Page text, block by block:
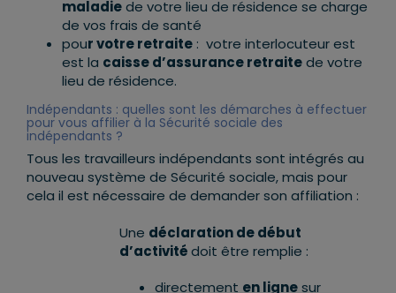
maladiede votre lieu de résidence se charge
de vos frais de santé
pour votre retraite : votre interlocuteur est
est la caisse d’assurance retraitede votre
lieu de résidence.
Indépendants : quelles sont les démarches à effectuer
pour vous affilier à la Sécurité sociale des
indépendants ?
Tous les travailleurs indépendants sont intégrés au
nouveau système de Sécurité sociale, mais pour
cela il est nécessaire de demander son affiliation :
Une déclaration de début
d’activitédoit être remplie :
directement en lignesur